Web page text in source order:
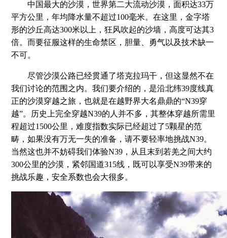
中国最大的沙漠，世界第二大流动沙漠，面积达33万
平方公里，年均降水量不超过100毫米。在这里，金字塔
形的沙丘高达300米以上，狂风吹起的沙墙，高度可达其3
倍。而要征服这样的生命禁区，胆量、勇气以及技术缺一
不可。
尽管沙漠公路已经贯通了塔克拉玛干，但这显然不在
我们讨论的范围之内。我们要介绍的，是沿北纬39度线真
正的沙漠穿越之旅，也就是在越野界大名鼎鼎的“N39穿
越”。历史上完全穿越N39的人并不多，其整体穿越所需里
程超过1500公里，难度指数实际已经超过了5颗星的范
畴，如果没有万无一失的准备，请不要轻率地挑战N39。
当然这也并不妨碍我们体验N39，从且末到若羌之间大约
300公里的沙漠，紧邻国道315线，既可以享受N39带来的
挑战乐趣，安全系数也会大很多。